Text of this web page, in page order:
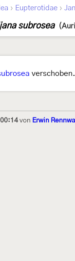
› Eupterotidae ›
subrosea
verschoben.
von Erwin